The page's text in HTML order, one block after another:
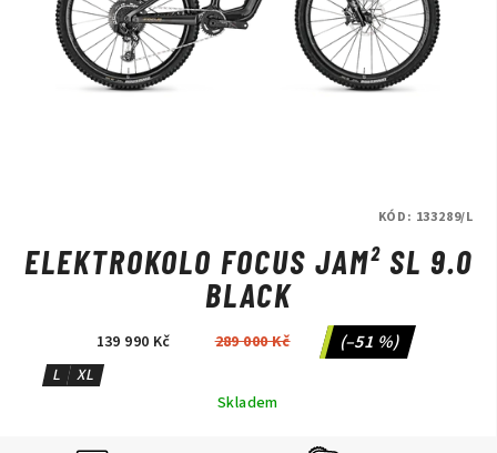
ELEKTROKOLO FOCUS JAM² SL 9.0
BLACK
139 990 Kč 289 000 Kč (–51 %)
L
XL
Skladem
KÓD: 133289/L